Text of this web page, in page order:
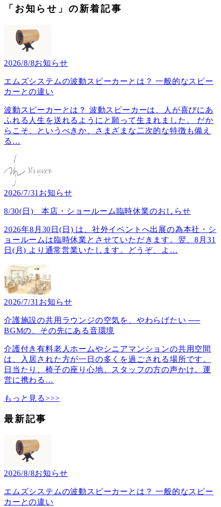
「お知らせ」の新着記事
2026/8/8お知らせ
エムズシステムの波動スピーカーとは？ 一般的なスピー
カーとの違い
波動スピーカーとは？ 波動スピーカーは、人が喜びにあ
ふれる人生を送れるようにと願って生まれました。 だか
らこそ、というべきか、さまざまな二次的な特徴も備え
る …
2026/7/31 お知らせ
8/30(日) 本店・ショールーム臨時休業のおしらせ
2026年8月30日(日) は、社外イベントへ出展の為本社・シ
ョールームは臨時休業とさせていただきます。翌、8月31
日(月) より通常営業いたします。どうぞ、よ …
2026/7/31 お知らせ
介護施設の共用ラウンジの空気を、やわらげたい ──
BGMの、その先にある音環境
介護付き有料老人ホームやシニアマンションの共用空間
は、入居された方が一日の多くを過ごされる場所です。
日当たり、椅子の座り心地、スタッフの方の声かけ。運
営に携わる …
もっと見る>>>
最新記事
2026/8/8お知らせ
エムズシステムの波動スピーカーとは？ 一般的なスピー
カーとの違い